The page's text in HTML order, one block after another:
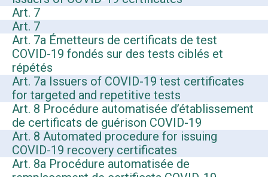
Art. 7
Art. 7
Art. 7a Émetteurs de certificats de test
COVID-19 fondés sur des tests ciblés et
répétés
Art. 7a Issuers of COVID-19 test certificates
for targeted and repetitive tests
Art. 8 Procédure automatisée d’établissement
de certificats de guérison COVID-19
Art. 8 Automated procedure for issuing
COVID-19 recovery certificates
Art. 8a Procédure automatisée de